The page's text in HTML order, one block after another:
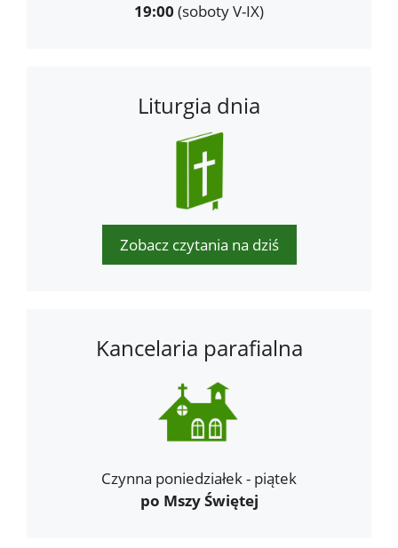
19:00 (soboty V-IX)
Liturgia dnia
Zobacz czytania na dziś
Kancelaria parafialna
Czynna poniedziałek - piątek
po Mszy Świętej